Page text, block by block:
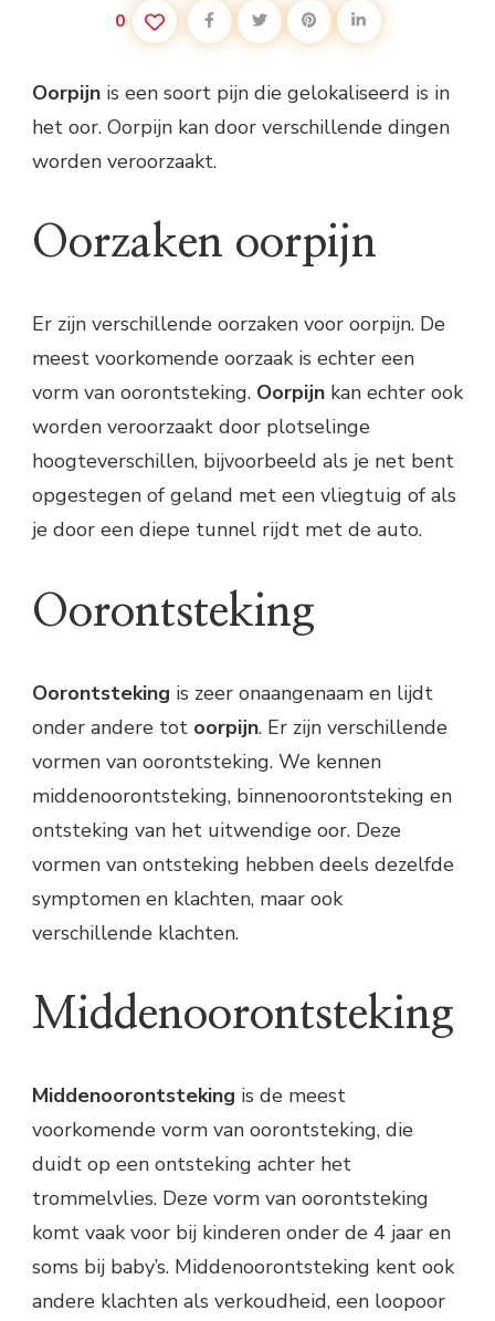
0
Oorpijn is een soort pijn die gelokaliseerd is in
het oor. Oorpijn kan door verschillende dingen
worden veroorzaakt.
Oorzaken oorpijn
Er zijn verschillende oorzaken voor oorpijn. De
meest voorkomende oorzaak is echter een
vorm van oorontsteking. Oorpijn kan echter ook
worden veroorzaakt door plotselinge
hoogteverschillen, bijvoorbeeld als je net bent
opgestegen of geland met een vliegtuig of als
je door een diepe tunnel rijdt met de auto.
Oorontsteking
Oorontsteking is zeer onaangenaam en lijdt
onder andere tot oorpijn. Er zijn verschillende
vormen van oorontsteking. We kennen
middenoorontsteking, binnenoorontsteking en
ontsteking van het uitwendige oor. Deze
vormen van ontsteking hebben deels dezelfde
symptomen en klachten, maar ook
verschillende klachten.
Middenoorontsteking
Middenoorontsteking is de meest
voorkomende vorm van oorontsteking, die
duidt op een ontsteking achter het
trommelvlies. Deze vorm van oorontsteking
komt vaak voor bij kinderen onder de 4 jaar en
soms bij baby’s. Middenoorontsteking kent ook
andere klachten als verkoudheid, een loopoor